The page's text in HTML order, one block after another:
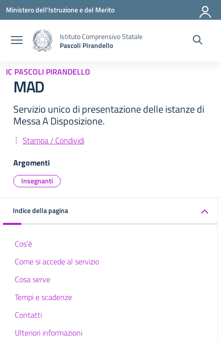
Vai ai contenuti
Vai al menu di navigazione
Vai al footer
Ministero dell'Istruzione e del Merito
Istituto Comprensivo Statale
Pascoli Pirandello
IC PASCOLI PIRANDELLO
MAD
Servizio unico di presentazione delle istanze di
Messa A Disposizione.
Stampa / Condividi
Argomenti
Insegnanti
Indice della pagina
Cos'è
Come si accede al servizio
Cosa serve
Tempi e scadenze
Contatti
Ulteriori informazioni